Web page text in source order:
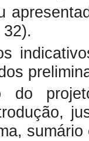
do
sumário